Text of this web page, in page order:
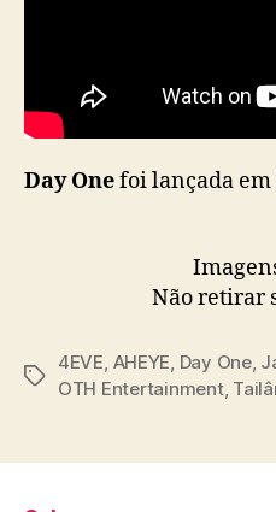
Day Onefoi lançada em
Não retirar
T
4EVE, AHEYE, Day One,
OTH Entertainment,